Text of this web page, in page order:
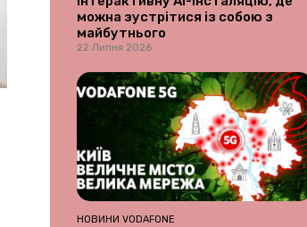
можна зустрітися із собою з
майбутнього
22 Липня 2026
НОВИНИ VODAFONE